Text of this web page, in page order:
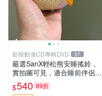
影視動漫CD專輯DVD 57
嚴選SanX輕松熊安睡搖鈴，
實拍圖可見，適合睡前伴侶，
Picks安撫好物 0325 懸吊 電
腦
$540 89折